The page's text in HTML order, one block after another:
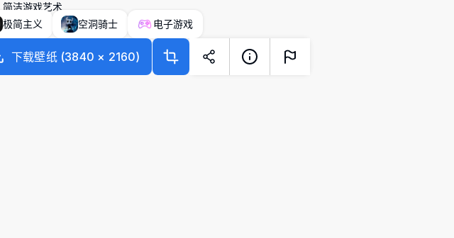
简洁游戏艺术
极简主义
空洞骑士 电子游戏
下载壁纸(3840 × 2160)